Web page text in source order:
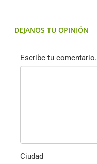
DEJANOS TU OPINIÓN
Escribe tu comentario.
Ciudad